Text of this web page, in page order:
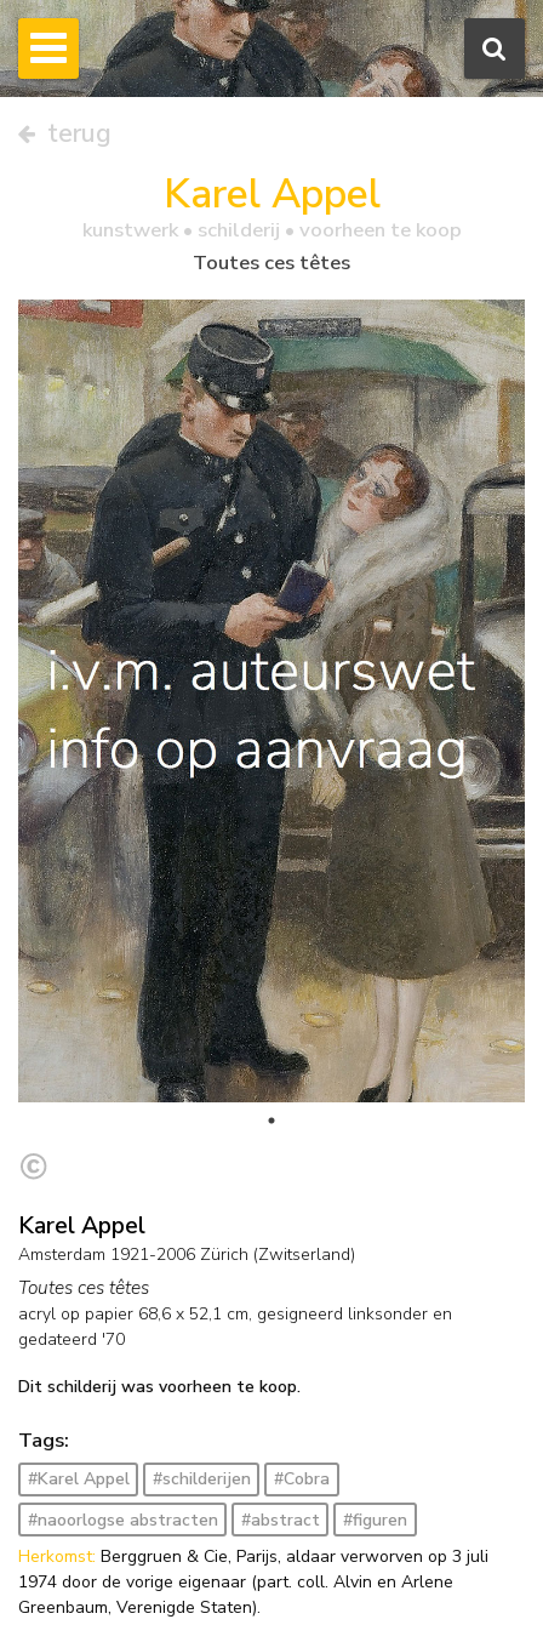
terug
Karel Appel
kunstwerk • schilderij • voorheen te koop
Toutes ces têtes
Karel Appel
Amsterdam 1921-2006 Zürich (Zwitserland)
Toutes ces têtes
acryl op papier 68,6 x 52,1 cm, gesigneerd linksonder en
gedateerd '70
Dit schilderij was voorheen te koop.
Tags:
#Karel Appel #schilderijen
#Cobra
#naoorlogse abstracten
#abstract
#figuren
Herkomst: Berggruen & Cie, Parijs, aldaar verworven op 3 juli
1974 door de vorige eigenaar (part. coll. Alvin en Arlene
Greenbaum, Verenigde Staten).